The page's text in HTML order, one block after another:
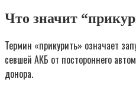
Что значит
Термин «прикурить» означает
севшей АКБ от постороннего
донора.